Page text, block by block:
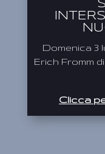
Domenica 3
Erich Fromm
Clicca